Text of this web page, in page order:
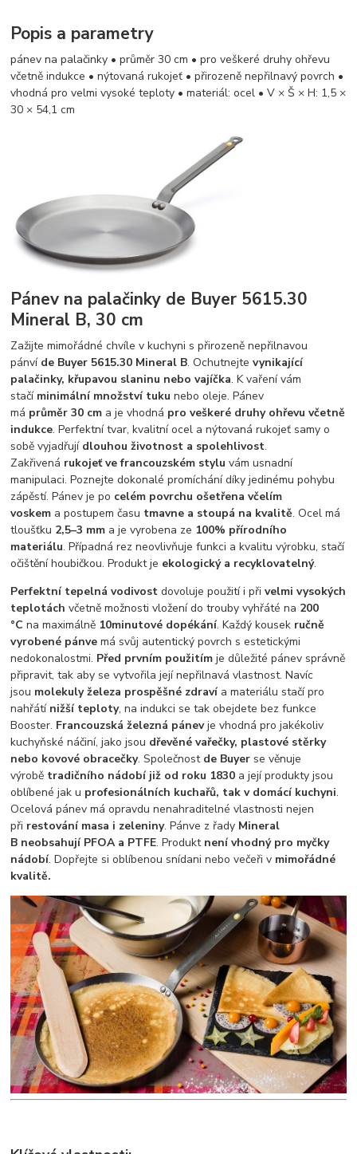
Popis a parametry
pánev na palačinky • průměr 30 cm • pro veškeré druhy ohřevu
včetně indukce • nýtovaná rukojeť • přirozeně nepřilnavý povrch •
vhodná pro velmi vysoké teploty • materiál: ocel • V × Š × H: 1,5 ×
30 × 54,1 cm
Pánev na palačinky de Buyer 5615.30
Mineral B, 30 cm
Zažijte mimořádné chvíle v kuchyni s přirozeně nepřilnavou
pánví de Buyer 5615.30 Mineral B. Ochutnejtevynikající
palačinky, křupavou slaninu nebo vajíčka. K vaření vám
stačí minimální množství tuku nebo oleje. Pánev
má průměr 30 cm a je vhodná pro veškeré druhy ohřevu včetně
indukce. Perfektní tvar, kvalitní ocel a nýtovaná rukojeť samy o
sobě vyjadřují dlouhou životnost a spolehlivost.
Zakřivená rukojeť ve francouzském stylu vám usnadní
manipulaci. Poznejte dokonalé promíchání díky jedinému pohybu
zápěstí. Pánev je po celém povrchu ošetřena včelím
voskem a postupem času tmavne a stoupá na kvalitě. Ocel má
tloušťku 2,5–3 mm a je vyrobena ze 100% přírodního
materiálu. Případná rez neovlivňuje funkci a kvalitu výrobku, stačí
očištění houbičkou. Produkt je ekologický a recyklovatelný.
Perfektní tepelná vodivost dovoluje použití i přivelmi vysokých
teplotách včetně možnosti vložení do trouby vyhřáté na 200
°C na maximálně 10minutové dopékání. Každý kousek ručně
vyrobené pánve má svůj autentický povrch s estetickými
nedokonalostmi. Před prvním použitím je důležité pánev správně
připravit, tak aby se vytvořila její nepřilnavá vlastnost. Navíc
jsou molekuly železa prospěšné zdravía materiálu stačí pro
nahřátí nižší teploty, na indukci se tak obejdete bez funkce
Booster. Francouzská železná pánevje vhodná pro jakékoliv
kuchyňské náčiní, jako jsou dřevěné vařečky, plastové stěrky
nebo kovové obracečky. Společnost de Buyer se věnuje
výrobě tradičního nádobí již od roku 1830 a její produkty jsou
oblíbené jak u profesionálních kuchařů, tak v domácí kuchyni.
Ocelová pánev má opravdu nenahraditelné vlastnosti nejen
při restování masa i zeleniny. Pánve z řady Mineral
B neobsahují PFOA a PTFE. Produkt není vhodný pro myčky
nádobí. Dopřejte si oblíbenou snídani nebo večeři v mimořádné
kvalitě.